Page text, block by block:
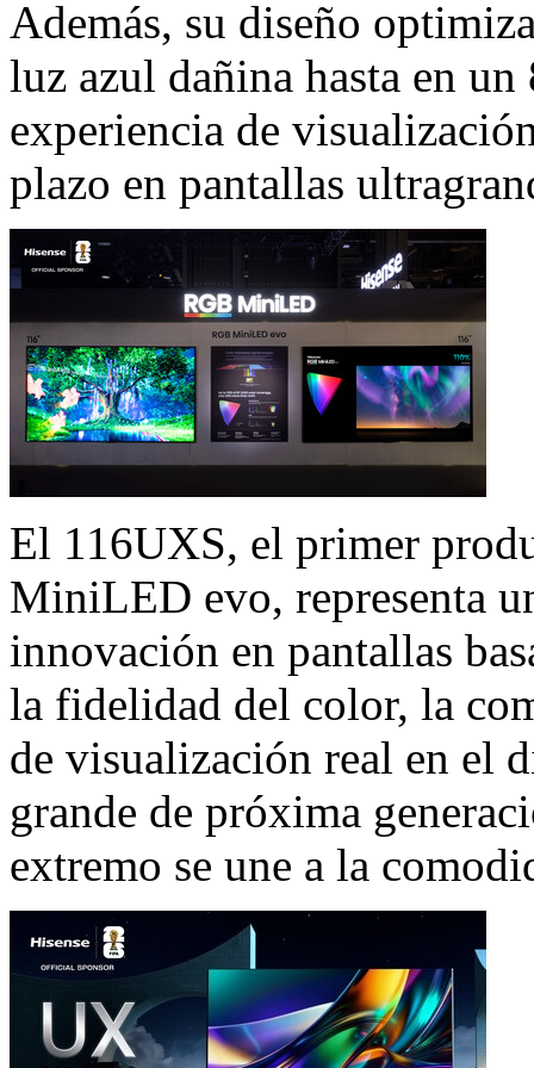
Además, su diseño
luz azul dañina hasta en
experiencia de
plazo en pantallas
El 116UXS, el primer
MiniLED evo, representa
innovación en pantallas
la fidelidad del color, la
de visualización real en el
grande de próxima
extremo se une a la